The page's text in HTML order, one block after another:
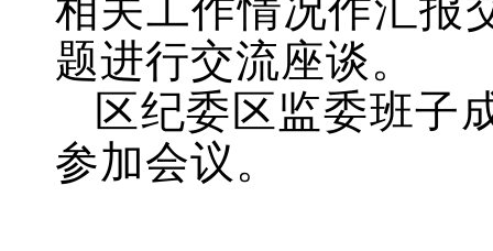
题进行交流座谈。
区纪委区监委班子
参加会议。